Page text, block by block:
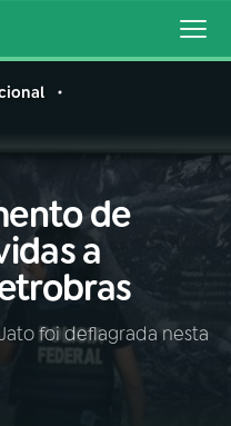
de
a
foi deflagrada nesta